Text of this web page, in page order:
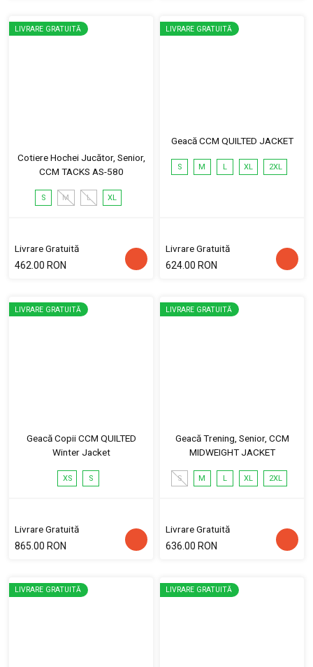
LIVRARE GRATUITĂ
Cotiere Hochei Jucător, Senior,
CCM TACKS AS-580
S M L XL
Livrare Gratuită
462.00 RON
LIVRARE GRATUITĂ
Geacă CCM QUILTED JACKET
S M L XL 2XL
Livrare Gratuită
624.00 RON
LIVRARE GRATUITĂ
Geacă Copii CCM QUILTED
Winter Jacket
XS S
Livrare Gratuită
865.00 RON
LIVRARE GRATUITĂ
Geacă Trening, Senior, CCM
MIDWEIGHT JACKET
S M L XL 2XL
Livrare Gratuită
636.00 RON
LIVRARE GRATUITĂ LIVRARE GRATUITĂ